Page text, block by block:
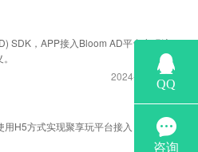
SDK，APP接入Bloom AD平台实现流
2024-6-28 更新
H5方式实现聚享玩平台接入 实现流量